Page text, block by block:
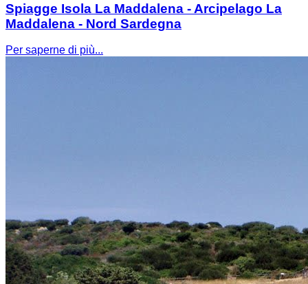
Spiagge Isola La Maddalena - Arcipelago La
Maddalena - Nord Sardegna
Per saperne di più...